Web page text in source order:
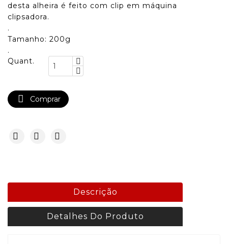
desta alheira é feito com clip em máquina
clipsadora.
.
Tamanho: 200g
.
Quant.
 Comprar
Descrição
Detalhes Do Produto